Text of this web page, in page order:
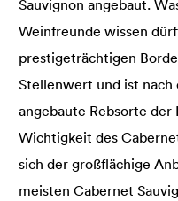
Sauvignon angebaut.
Weinfreunde wissen
prestigeträchtigen
Stellenwert und ist nach
angebaute Rebsorte der
Wichtigkeit des
sich der großflächige
meisten Cabernet